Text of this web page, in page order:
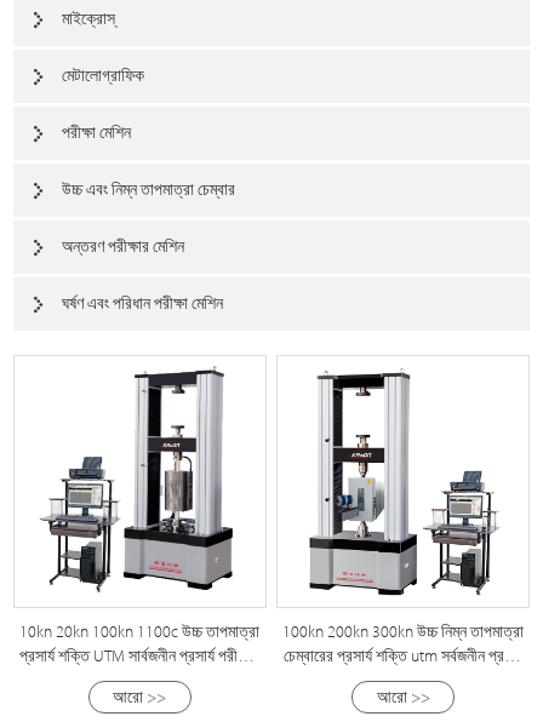
মাইক্রোস্
মেটালোগ্রাফিক
পরীক্ষা মেশিন
উচ্চ এবং নিম্ন তাপমাত্রা চেম্বার
অন্তরণ পরীক্ষার মেশিন
ঘর্ষণ এবং পরিধান পরীক্ষা মেশিন
10kn 20kn 100kn 1100c উচ্চ তাপমাত্রা
প্রসার্য শক্তি UTM সার্বজনীন প্রসার্য পরীক্ষার
মেশিন
আরো >>
100kn 200kn 300kn উচ্চ নিম্ন তাপমাত্রা
চেম্বারের প্রসার্য শক্তি utm সর্বজনীন প্রসার্য
পরীক্ষার মেশিন
আরো >>